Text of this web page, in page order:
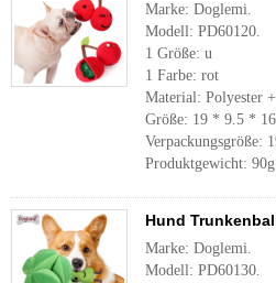
Marke: Doglemi.
Modell: PD60120.
1 Größe: u
1 Farbe: rot
Material: Polyester
Größe: 19 * 9.5 *
Verpackungsgröße:
Produktgewicht: 90g
Hund
Marke: Doglemi.
Modell: PD60130.